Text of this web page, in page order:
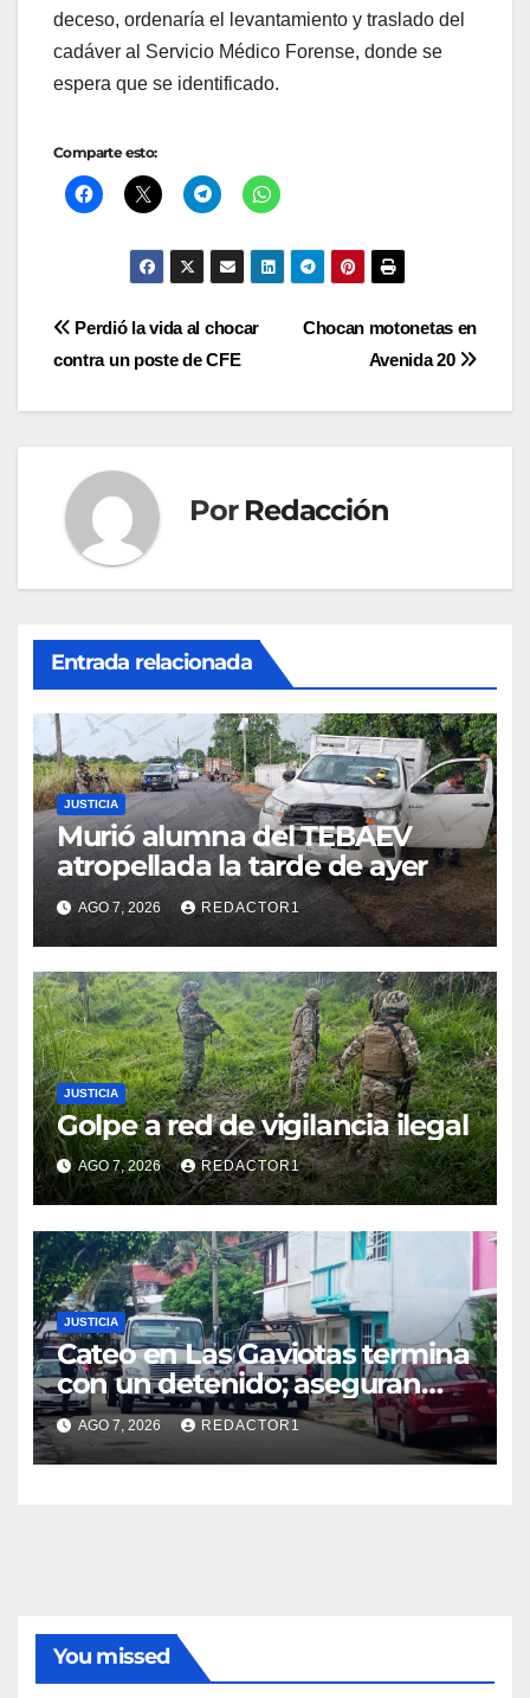
deceso, ordenaría el levantamiento y traslado del
cadáver al Servicio Médico Forense, donde se
espera que se identificado.
Comparte esto:
Navegación
Chocan motonetas en
Avenida 20
Perdió la vida al chocar
contra un poste de CFE
Por Redacción
Entrada relacionada
JUSTICIA
Murió alumna del TEBAEV
atropellada la tarde de ayer
AGO 7, 2026 REDACTOR1
JUSTICIA
Golpe a red de vigilancia ilegal
AGO 7, 2026 REDACTOR1
JUSTICIA
Cateo en Las Gaviotas termina
con un detenido; aseguran
armas, presunta droga y un
automóvil
AGO 7, 2026 REDACTOR1
You missed